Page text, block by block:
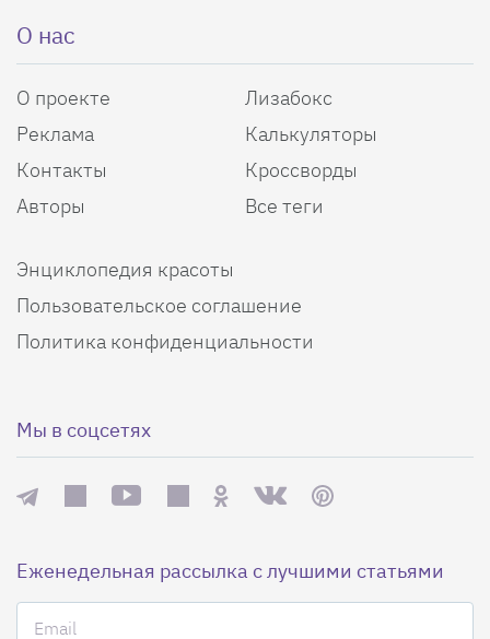
О нас
О проекте
Реклама
Контакты
Авторы
Лизабокс
Калькуляторы
Кроссворды
Все теги
Энциклопедия красоты
Пользовательское соглашение
Политика конфиденциальности
Мы в соцсетях
Еженедельная рассылка с лучшими статьями